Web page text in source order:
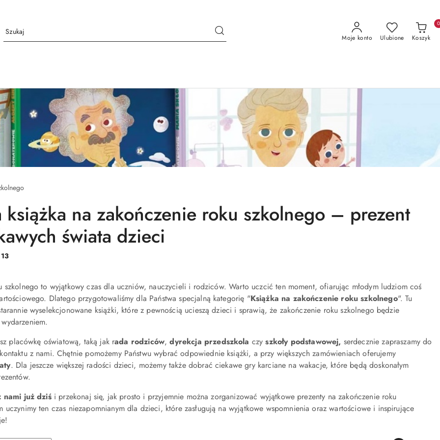
Moje konto Ulubione Koszyk
0
książka na zakończenie roku szkolnego – prezent
świata dzieci
13
szkolnego to wyjątkowy czas dla uczniów, nauczycieli i rodziców. Warto uczcić ten moment, ofiarując młodym ludziom coś
Dlatego przygotowaliśmy dla Państwa specjalną kategorię "Książka na zakończenie roku szkolnego". Tu
wyselekcjonowane książki, które z pewnością ucieszą dzieci i sprawią, że zakończenie roku szkolnego będzie
placówkę oświatową, taką jak rada rodziców,dyrekcja przedszkola czyszkoły podstawowej, serdecznie zapraszamy do
z nami. Chętnie pomożemy Państwu wybrać odpowiednie książki, a przy większych zamówieniach oferujemy
. Dla jeszcze większej radości dzieci, możemy także dobrać ciekawe gry karciane na wakacje, które będą doskonałym
nami już dziśi przekonaj się, jak prosto i przyjemnie można zorganizować wyjątkowe prezenty na zakończenie roku
uczynimy ten czas niezapomnianym dla dzieci, które zasługują na wyjątkowe wspomnienia oraz wartościowe i inspirujące